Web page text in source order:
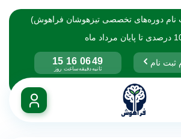
نام دوره‌های تخصصی تیزهوشان فراهوش)
ثبت نام 15
روز
16
ساعت
06
دقیقه
49
ثانیه